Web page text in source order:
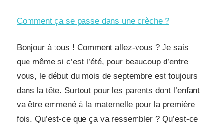
Comment ça se passe dans une crèche ?
Bonjour à tous ! Comment allez-vous ? Je sais
que même si c’est l’été, pour beaucoup d’entre
vous, le début du mois de septembre est toujours
dans la tête. Surtout pour les parents dont l’enfant
va être emmené à la maternelle pour la première
fois. Qu’est-ce que ça va ressembler ? Qu’est-ce